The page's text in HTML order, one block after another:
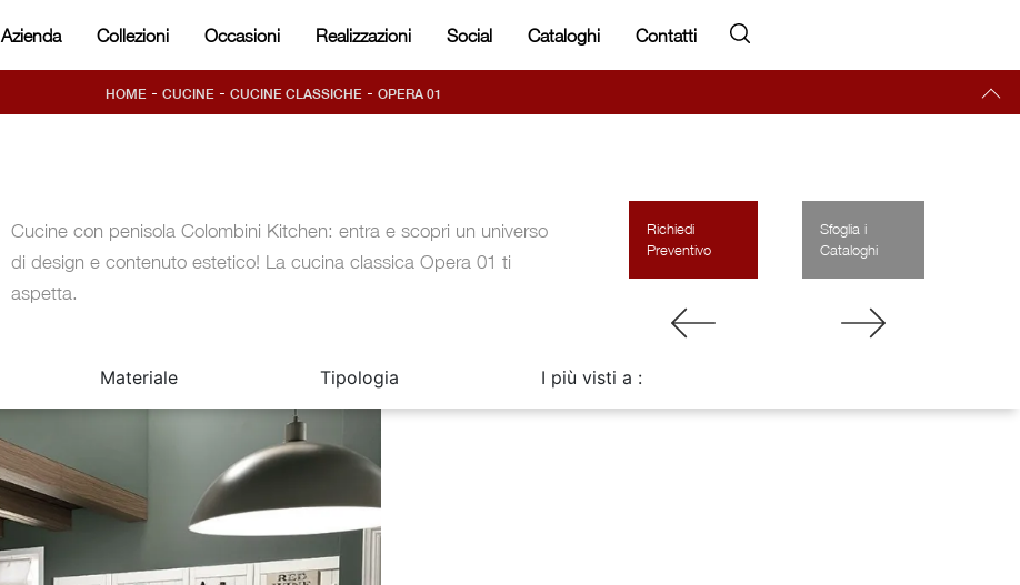
Azienda Collezioni Occasioni Realizzazioni Social Cataloghi Contatti
HOME - CUCINE - CUCINE CLASSICHE - OPERA 01
Cucine con penisola Colombini Kitchen: entra e scopri un universo
di design e contenuto estetico! La cucina classica Opera 01 ti
aspetta.
Richiedi
Preventivo
Sfoglia i
Cataloghi
Materiale Tipologia I più visti a :